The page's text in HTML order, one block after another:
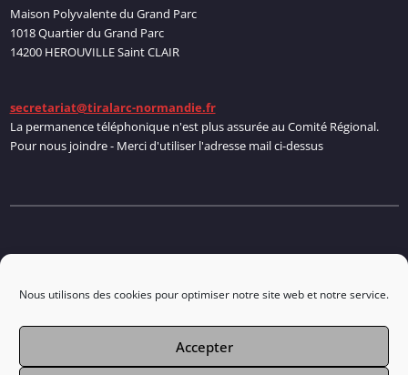
Nous utilisons des cookies pour optimiser notre site web et notre service.
Accepter
Maison Polyvalente du Grand Parc
1018 Quartier du Grand Parc
14200 HEROUVILLE Saint CLAIR
secretariat@tiralarc-normandie.fr
La permanence téléphonique n'est plus assurée au Comité Régional.
Pour nous joindre - Merci d'utiliser l'adresse mail ci-dessus